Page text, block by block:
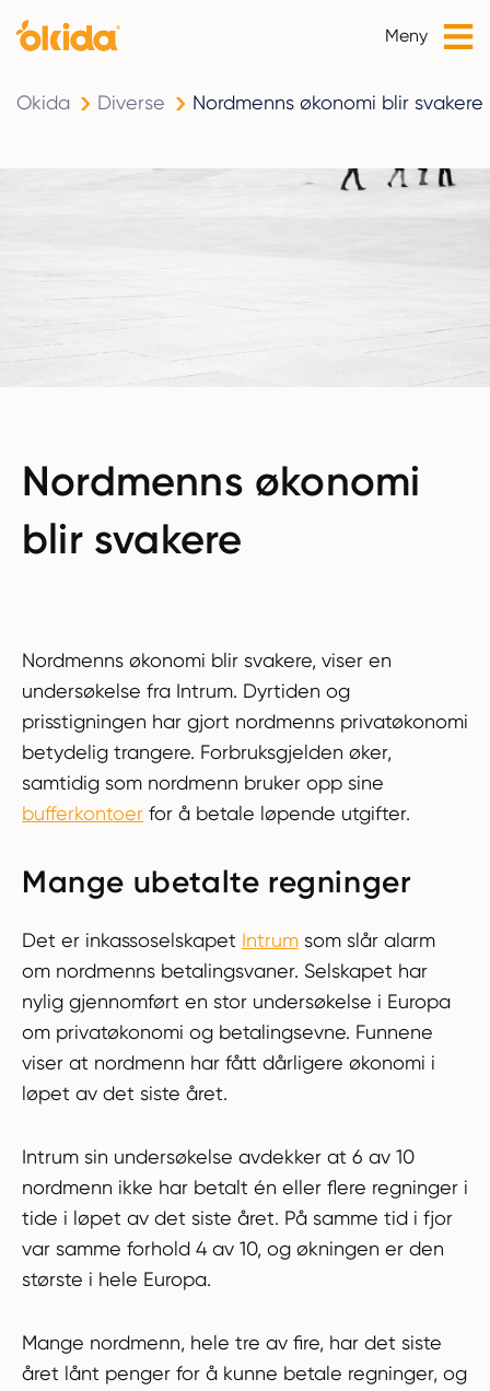
Meny
Okida Diverse Nordmenns økonomi blir svakere
Nordmenns økonomi
blir svakere
Nordmenns økonomi blir svakere, viser en
undersøkelse fra Intrum. Dyrtiden og
prisstigningen har gjort nordmenns privatøkonomi
betydelig trangere. Forbruksgjelden øker,
samtidig som nordmenn bruker opp sine
bufferkontoer for å betale løpende utgifter.
Mange ubetalte regninger
Det er inkassoselskapet Intrum som slår alarm
om nordmenns betalingsvaner. Selskapet har
nylig gjennomført en stor undersøkelse i Europa
om privatøkonomi og betalingsevne. Funnene
viser at nordmenn har fått dårligere økonomi i
løpet av det siste året.
Intrum sin undersøkelse avdekker at 6 av 10
nordmenn ikke har betalt én eller flere regninger i
tide i løpet av det siste året. På samme tid i fjor
var samme forhold 4 av 10, og økningen er den
største i hele Europa.
Mange nordmenn, hele tre av fire, har det siste
året lånt penger for å kunne betale regninger, og